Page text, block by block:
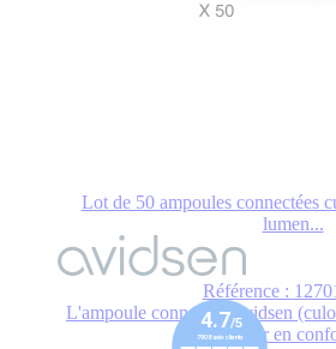
Lot de 50 ampoules connectées
lumen...
des
Référence :
L'ampoule connectée Avidsen
gagner en